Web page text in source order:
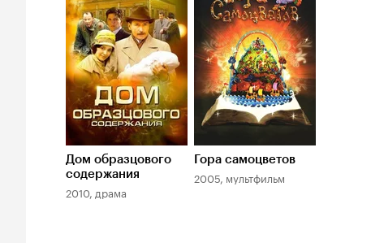
7.9
Дом образцового
содержания
2010, драма
8.5
Гора самоцветов
2005, мультфильм